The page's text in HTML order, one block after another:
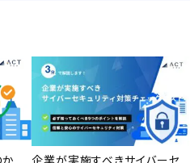
企業が実施すべきサイバーセ